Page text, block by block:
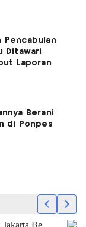
Pencabulan
Ditawari
Laporan
Berani
di Ponpes